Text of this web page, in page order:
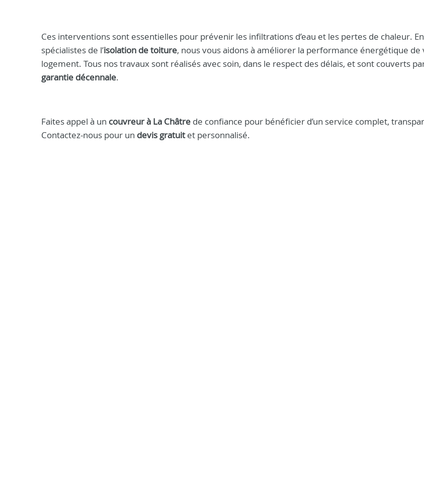
Ces interventions sont essentielles pour prévenir les infiltrations d’eau et les pertes de chaleur.
spécialistes de l’isolation de toiture, nous vous aidons à améliorer la performance énergétique de
logement. Tous nos travaux sont réalisés avec soin, dans le respect des délais, et sont couverts
garantie décennale.
Faites appel à un couvreur à La Châtre de confiance pour bénéficier d’un service complet,
Contactez-nous pour un devis gratuitet personnalisé.